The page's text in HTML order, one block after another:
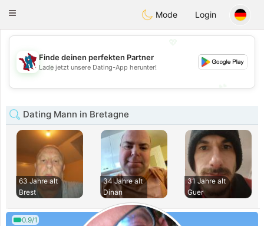
Taimerais
Toggle
Mode Login
💖
💕
Finde deinen perfekten Partner
Lade jetzt unsere Dating-App herunter!
Dating Mann in Bretagne
63 Jahre alt
Brest
34 Jahre alt
Dinan
31 Jahre alt
Guer
0.9/1